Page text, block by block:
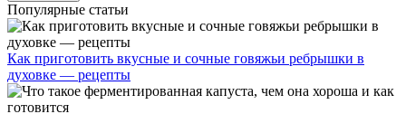
Популярные статьи
Как приготовить вкусные и сочные говяжьи ребрышки в
духовке — рецепты